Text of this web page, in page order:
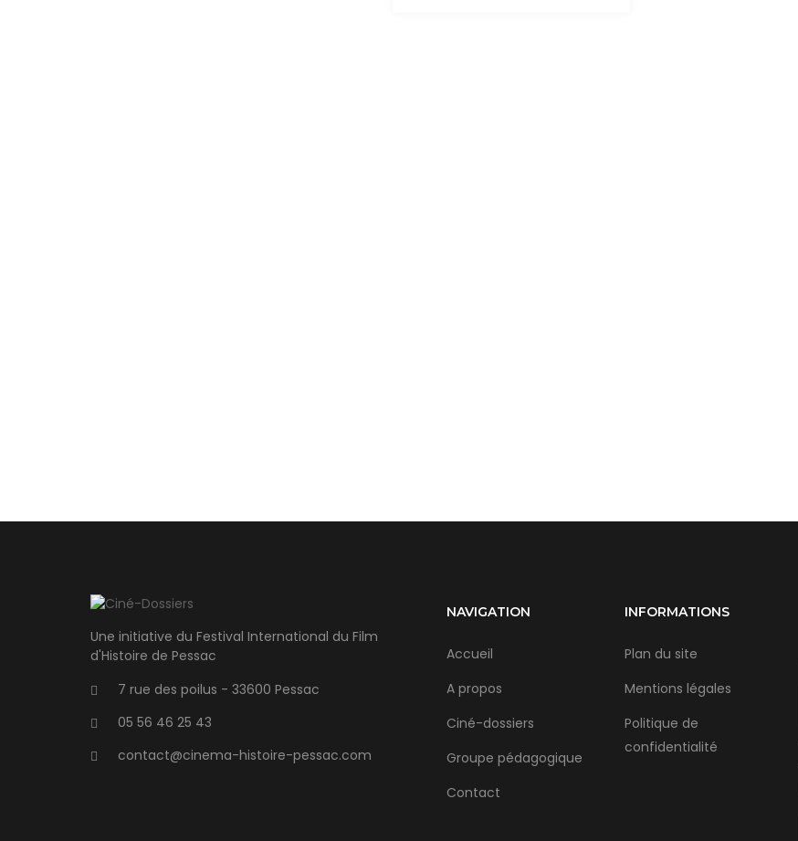
Une initiative du Festival International du Film
d'Histoire de Pessac
7 rue des poilus - 33600 Pessac
05 56 46 25 43
contact@cinema-histoire-pessac.com
NAVIGATION
Accueil
A propos
Ciné-dossiers
Groupe pédagogique
Contact
INFORMATIONS
Plan du site
Mentions légales
Politique de
confidentialité